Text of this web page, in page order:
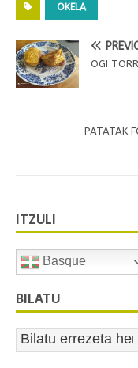
OKELA
OGI
PATATAK
ITZULI
Basque
BILATU